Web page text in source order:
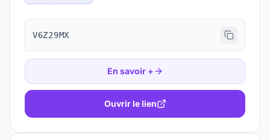
V6Z29MX
En savoir +
Ouvrir le lien